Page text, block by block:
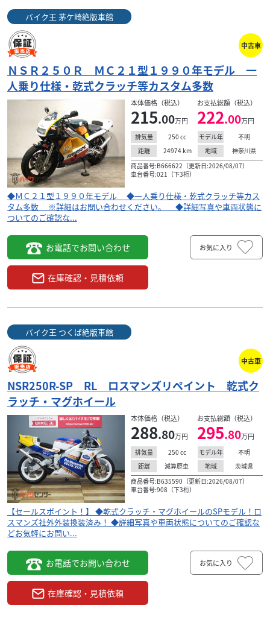
ホンダ
NSR250R-３型 スタンダード
本体価格:159.50万円 （税込）
希少カラ―1989年STD白/赤モデルの入荷です。当店常連様
からの買取り車両になります。当店で10年くらいは診させ
て頂いた車両になります。エンジンはオーバ...
ホンダ
NSR250R MC21 ドックファイトレース車
本体価格:98.00万円 （税込）
SSフクシマ ドックファイトコンプリートレーサー KIT
パーツ組み込み済み、ドックファイトレースチャンバー
写真は勝手に転載されるので気になる方は見に来て...
バイク王 茅ケ崎絶版車館
中古車
ＮＳＲ２５０Ｒ ＭＣ２１型１９９０年モデル 一
人乗り仕様・乾式クラッチ等カスタム多数
本体価格（税込）
215.00万円
お支払総額（税込）
222.00万円
排気量 250 cc モデル年
不明
距離
24974 km 地域
神奈川県
商品番号:B666622（更新日:2026/08/07）
車台番号:021（下3桁）
◆ＭＣ２１型１９９０年モデル ◆一人乗り仕様・乾式クラッチ等カス
タム多数 ※詳細はお問い合わせください。 ◆詳細写真や車両状態に
ついてのご確認な...
お電話でお問い合わせ
在庫確認・見積依頼
お気に入り
バイク王 つくば絶版車館
中古車
NSR250R-SP RL ロスマンズリペイント 乾式ク
ラッチ・マグホイール
本体価格（税込）
288.80万円
お支払総額（税込）
295.80万円
排気量 250 cc モデル年
不明
距離
減算歴車 地域
茨城県
商品番号:B635590（更新日:2026/08/07）
車台番号:908（下3桁）
【セールスポイント！】 ◆乾式クラッチ・マグホイールのSPモデル！ロ
スマンズ社外外装換装済み！ ◆詳細写真や車両状態についてのご確認な
どお気軽にお問い...
お電話でお問い合わせ
在庫確認・見積依頼
お気に入り